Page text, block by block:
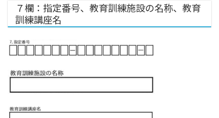
７欄：指定番号、教育訓練施設の名称、教育
訓練講座名